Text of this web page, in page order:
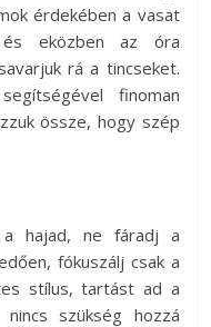
érdekében a vasat
és eközben az óra
rá a tincseket.
finoman
össze, hogy szép
hajad, ne fáradj a
fókuszálj csak a
stílus, tartást ad a
szükség hozzá